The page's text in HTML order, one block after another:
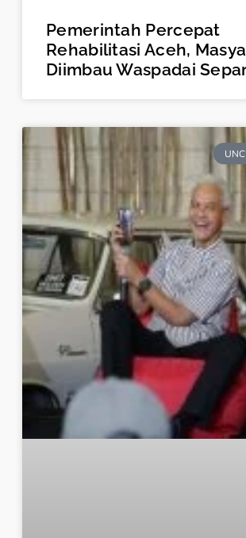
Pemerintah Percepat
Rehabilitasi Aceh,
Diimbau Waspadai